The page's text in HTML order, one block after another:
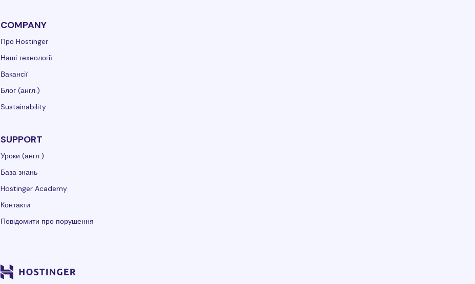
COMPANY
Про Hostinger
Наші технології
Вакансії
Блог (англ.)
Sustainability
SUPPORT
Уроки (англ.)
База знань
Hostinger Academy
Контакти
Повідомити про порушення